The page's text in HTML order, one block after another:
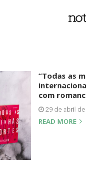
“Todas as
com
29 de abril de
READ MORE